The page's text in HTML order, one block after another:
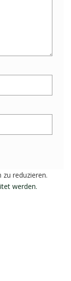
reduzieren.
werden.